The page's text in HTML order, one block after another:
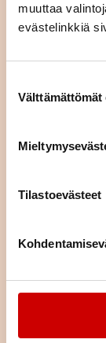
muuttaa
evästelinkkiä
Välttämättömät
Tilastoevästeet
osallistumaan tai